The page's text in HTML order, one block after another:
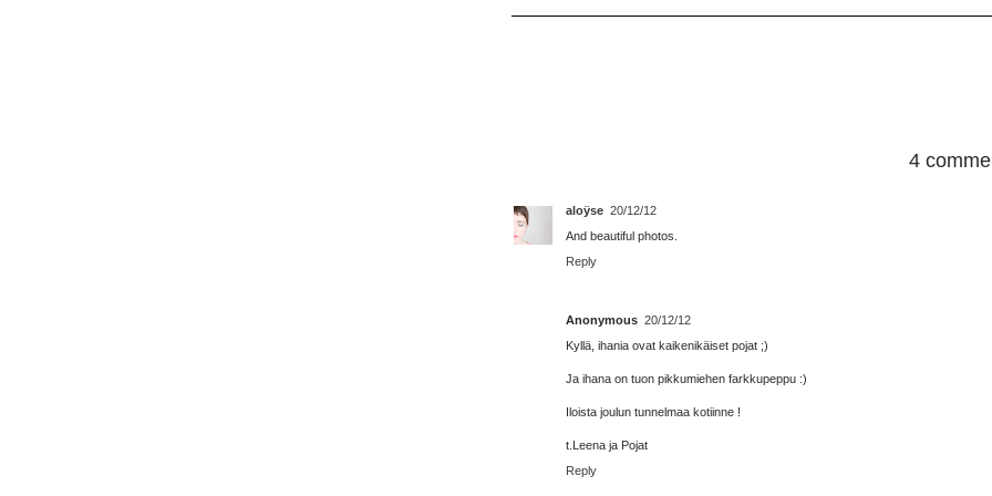
4
aloÿse 20/12/12
And beautiful photos.
Reply
Anonymous 20/12/12
Kyllä, ihania ovat kaikenikäiset pojat ;)
Ja ihana on tuon pikkumiehen farkkupeppu :)
Iloista joulun tunnelmaa kotiinne !
t.Leena ja Pojat
Reply